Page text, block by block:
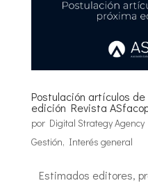
Postulación artículos
edición Revista
por Digital Strategy Agency
Gestión, Interés general
Estimados editores,